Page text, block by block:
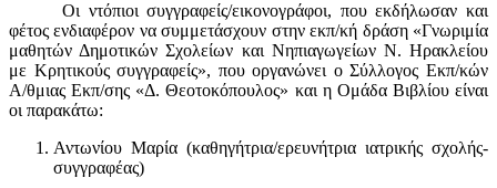
Οι ντόπιοι συγγραφείς/εικονογράφοι, που εκδήλωσαν και
φέτος ενδιαφέρον να συμμετάσχουν στην εκπ/κή δράση «Γνωριμία
μαθητών Δημοτικών Σχολείων και Νηπιαγωγείων Ν. Ηρακλείου
με Κρητικούς συγγραφείς», που οργανώνει ο Σύλλογος Εκπ/κών
Α/θμιας Εκπ/σης «Δ. Θεοτοκόπουλος» και η Ομάδα Βιβλίου είναι
οι παρακάτω:
Αντωνίου Μαρία (καθηγήτρια/ερευνήτρια ιατρικής σχολής-
συγγραφέας)